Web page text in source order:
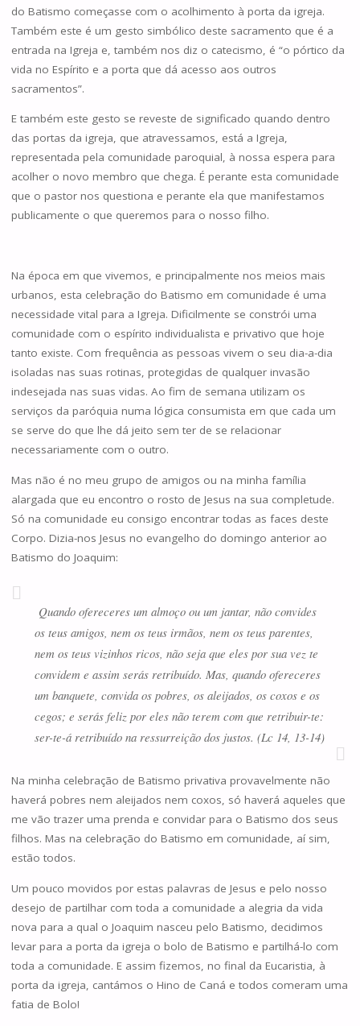
do Batismo começasse com o acolhimento à porta da igreja.
Também este é um gesto simbólico deste sacramento que é a
entrada na Igreja e, também nos diz o catecismo, é “o pórtico da
vida no Espírito e a porta que dá acesso aos outros
sacramentos”.
E também este gesto se reveste de significado quando dentro
das portas da igreja, que atravessamos, está a Igreja,
representada pela comunidade paroquial, à nossa espera para
acolher o novo membro que chega. É perante esta comunidade
que o pastor nos questiona e perante ela que manifestamos
publicamente o que queremos para o nosso filho.
Na época em que vivemos, e principalmente nos meios mais
urbanos, esta celebração do Batismo em comunidade é uma
necessidade vital para a Igreja. Dificilmente se constrói uma
comunidade com o espírito individualista e privativo que hoje
tanto existe. Com frequência as pessoas vivem o seu dia-a-dia
isoladas nas suas rotinas, protegidas de qualquer invasão
indesejada nas suas vidas. Ao fim de semana utilizam os
serviços da paróquia numa lógica consumista em que cada um
se serve do que lhe dá jeito sem ter de se relacionar
necessariamente com o outro.
Mas não é no meu grupo de amigos ou na minha família
alargada que eu encontro o rosto de Jesus na sua completude.
Só na comunidade eu consigo encontrar todas as faces deste
Corpo. Dizia-nos Jesus no evangelho do domingo anterior ao
Batismo do Joaquim:
Quando ofereceres um almoço ou um jantar, não convides
os teus amigos, nem os teus irmãos, nem os teus parentes,
nem os teus vizinhos ricos, não seja que eles por sua vez te
convidem e assim serás retribuído. Mas, quando ofereceres
um banquete, convida os pobres, os aleijados, os coxos e os
cegos; e serás feliz por eles não terem com que retribuir-te:
ser-te-á retribuído na ressurreição dos justos. (Lc 14, 13-14)
Na minha celebração de Batismo privativa provavelmente não
haverá pobres nem aleijados nem coxos, só haverá aqueles que
me vão trazer uma prenda e convidar para o Batismo dos seus
filhos. Mas na celebração do Batismo em comunidade, aí sim,
estão todos.
Um pouco movidos por estas palavras de Jesus e pelo nosso
desejo de partilhar com toda a comunidade a alegria da vida
nova para a qual o Joaquim nasceu pelo Batismo, decidimos
levar para a porta da igreja o bolo de Batismo e partilhá-lo com
toda a comunidade. E assim fizemos, no final da Eucaristia, à
porta da igreja, cantámos o Hino de Caná e todos comeram uma
fatia de Bolo!